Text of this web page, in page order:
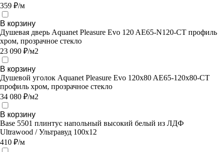
359 ₽/м
В корзину
Душевая дверь Aquanet Pleasure Evo 120 AE65-N120-CT профиль
хром, прозрачное стекло
23 090 ₽/м2
В корзину
Душевой уголок Aquanet Pleasure Evo 120x80 AE65-120x80-CT
профиль хром, прозрачное стекло
34 080 ₽/м2
В корзину
Base 5501 плинтус напольный высокий белый из ЛДФ
Ultrawood / Ультравуд 100х12
410 ₽/м